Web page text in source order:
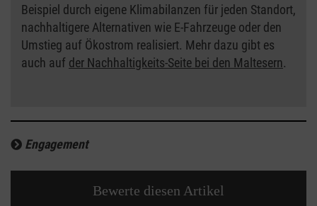
Beispiel durch eigene Klimabilanzen für jeden Standort,
nachhaltigere Alternativen wie E-Fahrzeuge oder den
Umstieg auf Ökostrom realisiert. Mehr dazu gibt es
auch auf der Nachhaltigkeits-Seite bei den Maltesern.
Engagement
Bewerte diesen Artikel